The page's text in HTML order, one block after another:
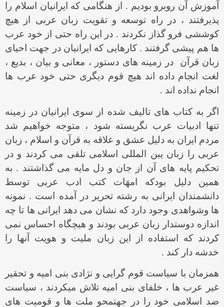
آموزش آن روبرو بودیم . از هنگامی که ایرانیان اسلام را
پذیرفتند ، در راه توسعه و تقویت زبان عربی از هیچ
کوششی فرو گذاز نکردند . در این راه حتی از خود عرب
ها هم پیشی گرفتند . کارهایی که ایرانیان در جهت احیای
زبان قرآن در زمینه های دستور ، معانی و بیان ، بدیع ،
لغت انجام داده اند هیچ قوم دیگری حتی خود عرب ها
انجام نداده اند .
اگر به کتاب های تالیف شده از سوی ایرانیان در زمینه
تنها ادبیات عرب نگریسته شود ، متوجه خواهیم شد
مردم ایران به دلیل عشق و علاقه به قرآن و اسلام ، زبان
عربی را زبان یبن المللی اسلامی تلقی می کردند و در
تحکیم پایه های آن از جان و دل مایه می گذاشتند . به
همین دلیل بودکه امهَات کتب ادب عربی توسط
دانشمندان ایرانی به رشته تحریر در آمده است . نمونه
ها وشواهدی وجود دارد که نشان می دهد ایرانی ها تا چه
اندازه دوستدار زبان عربی بودند و هیچگاه احساس نمی
کردند که استفاده از این زبان ملیت و هویت آنها را
خدشه دار کند .
همزمان با سیاست قوم گرایی و نژادی بنی امیه و تحقیر
غیر عرب ها ، خلفای بنی امیه تلاش میکردند ، سیاست
ضد اسلامی خود را در جهتمحو ملت ها و قومیت های